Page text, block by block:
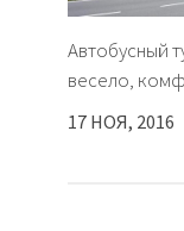
Автобусный
весело,
17 НОЯ, 2016